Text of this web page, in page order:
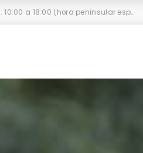
L-V: 10:00 a 18:00 (hora peninsular española)